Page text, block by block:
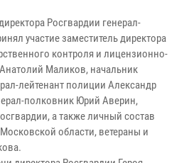
Росгвардии генерал-
участие заместитель директора
контроля и лицензионно-
Маликов, начальник
лейтенант полиции Александр
полковник Юрий Аверин,
а также личный состав
области, ветераны и